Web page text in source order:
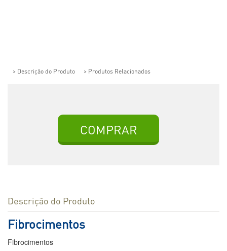
> Descrição do Produto > Produtos Relacionados
COMPRAR
Descrição do Produto
Fibrocimentos
Fibrocimentos